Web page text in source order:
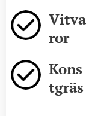
Vitva
ror
Kons
tgräs